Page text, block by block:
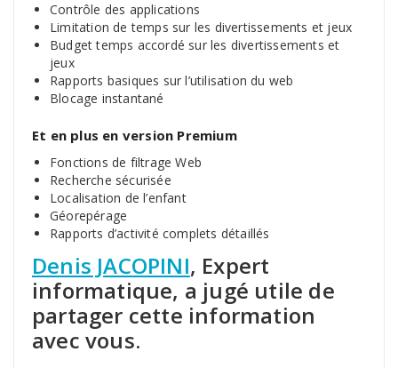
Contrôle des applications
Limitation de temps sur les divertissements et jeux
Budget temps accordé sur les divertissements et
jeux
Rapports basiques sur l’utilisation du web
Blocage instantané
Et en plus en version Premium
Fonctions de filtrage Web
Recherche sécurisée
Localisation de l’enfant
Géorepérage
Rapports d’activité complets détaillés
Denis JACOPINI, Expert
informatique, a jugé utile de
partager cette information
avec vous.